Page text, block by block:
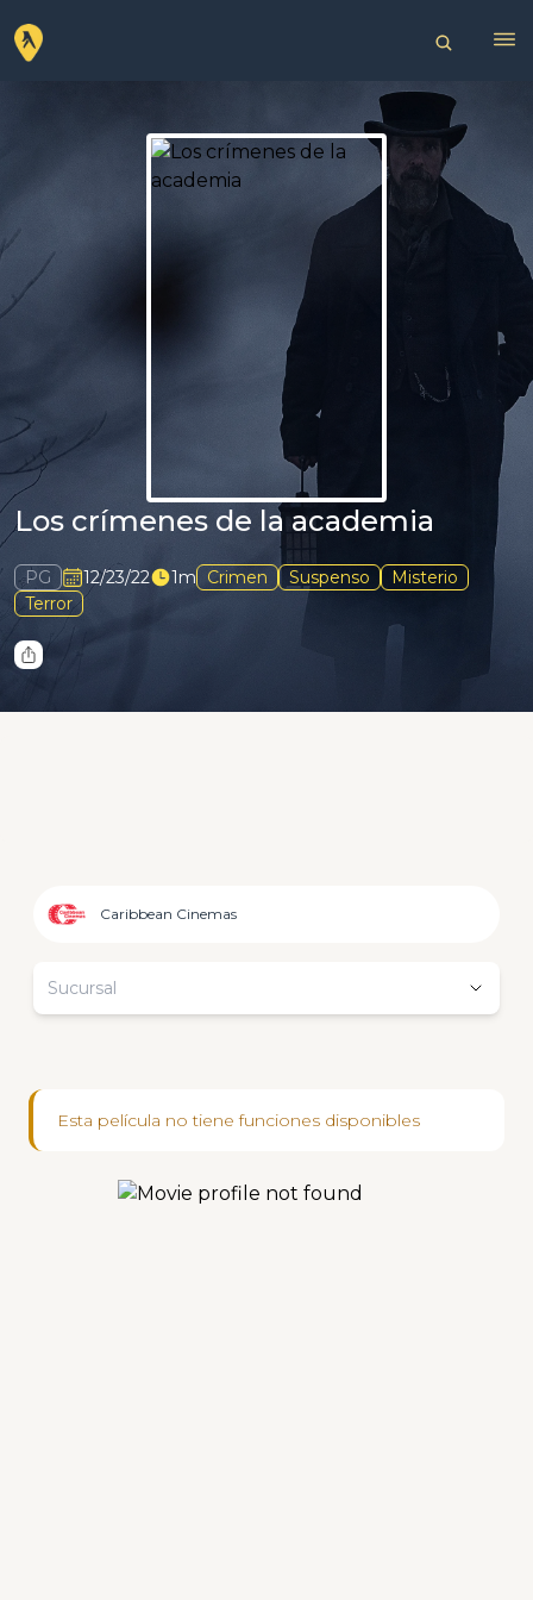
Los crímenes de la academia
PG 12/23/22 1m Crimen Suspenso
Misterio
Terror
Caribbean Cinemas
Sucursal
Esta película no tiene funciones disponibles